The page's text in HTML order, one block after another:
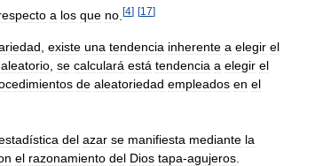
a los que no [4] [17]
, existe una tendencia inherente a elegir el
aleatorio, se calculará está tendencia a elegir el
de aleatoriedad empleados en el
del azar se manifiesta mediante la
el razonamiento del Dios tapa-agujeros